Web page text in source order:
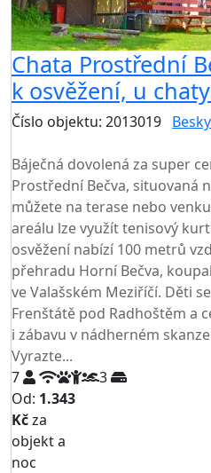
Chata Prostřední
k osvěžení, u
Číslo objektu: 2013019
Báječná dovolená za super
Prostřední Bečva, situovaná
můžete na terase nebo
areálu lze využít tenisový
osvěžení nabízí 100 metrů
přehradu Horní Bečva,
ve Valašském Meziříčí. Děti
Frenštátě pod Radhoštěm a
i zábavu v nádherném
Vyrazte...
7
3
Od: 1.343
Kčza
objekt a
noc